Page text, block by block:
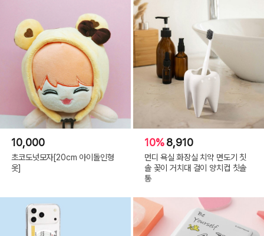
10,000
초코도넛모자[20cm 아이돌인형
옷]
10%8,910
먼디 욕실 화장실 치약 면도기 칫
솔 꽂이 거치대 걸이 양치컵 칫솔
통